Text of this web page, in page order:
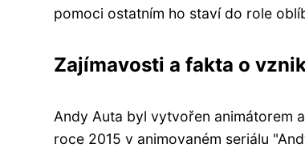
pomoci ostatním ho staví do role
Zajímavosti a fakta o
Andy Auta byl vytvořen animátorem
roce 2015 v animovaném seriálu